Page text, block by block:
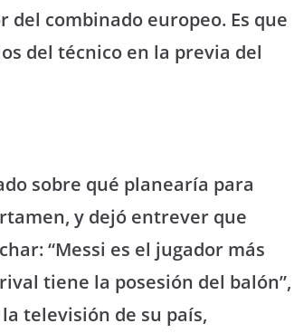
combinado europeo. Es que
del técnico en la previa del
sobre qué planearía para
y dejó entrever que
“Messi es el jugador más
tiene la posesión del balón”,
televisión de su país,